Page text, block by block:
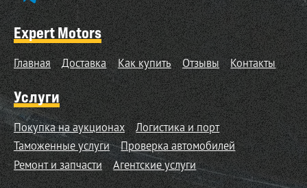
Expert Motors
Главная Доставка Как купить Отзывы Контакты
Услуги
Покупка на аукционах
Логистика и порт
Таможенные услуги
Проверка автомобилей
Ремонт и запчасти
Агентские услуги